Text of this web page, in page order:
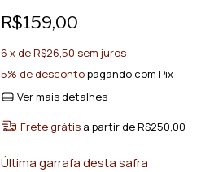
R$159,00
6 x deR$26,50 sem juros
5% de descontopagando com Pix
Ver mais detalhes
Frete grátis a partir deR$250,00
Última garrafa desta safra